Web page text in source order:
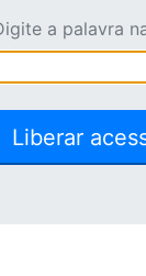
a palavra